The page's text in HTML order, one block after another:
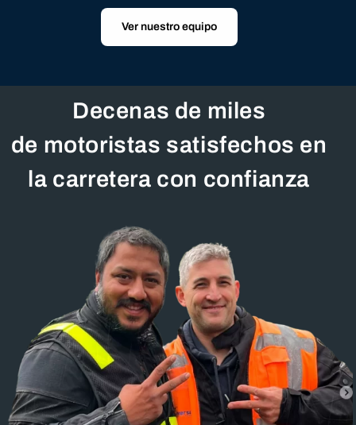
Ver nuestro equipo
Decenas de miles
de motoristas satisfechos en
la carretera con confianza